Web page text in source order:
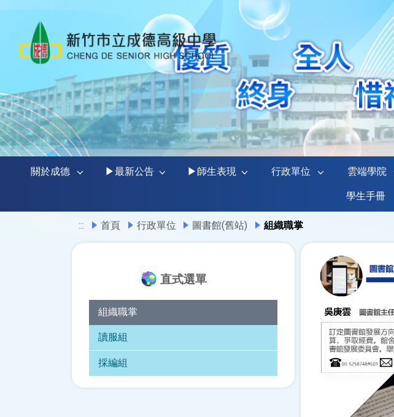
關於成德 ▶最新公告 ▶師生表現 行政單位 雲端學院
學生手冊
::: 首頁 行政單位 圖書館(舊站) 組織職掌
直式選單
組織職掌
讀服組
採編組